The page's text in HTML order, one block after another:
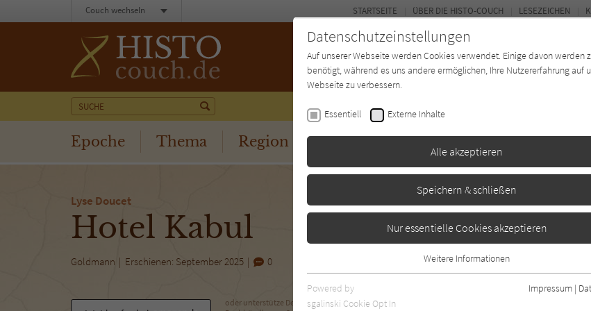
Epoche Thema Region Buchtyp Autor*in Magazin
STARTSEITE ÜBER DIE HISTO-COUCH LESEZEICHEN
Couch wechseln
Lyse Doucet
Hotel Kabul
Goldmann Erschienen: September 2025 0
oder unterstütze Deinen
Datenschutzeinstellungen
Auf unserer Webseite werden Cookies verwendet. Einige davon werden
benötigt, während es uns andere ermöglichen, Ihre Nutzererfahrung auf
Webseite zu verbessern.
Essentiell Externe Inhalte
Alle akzeptieren
Speichern & schließen
Nur essentielle Cookies akzeptieren
Essentielle Cookies werden für grundlegende Funktionen der Webseite
benötigt. Dadurch ist gewährleistet, dass die Webseite einwandfrei
Weitere Informationen
Powered by
sgalinski Cookie Opt In
Impressum |